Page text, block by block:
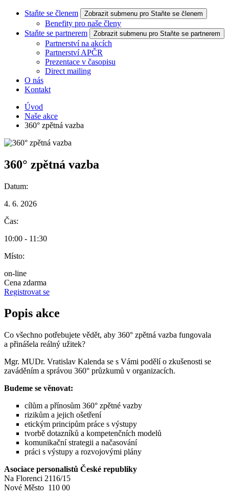
Staňte se členem Zobrazit submenu pro Staňte se členem
Benefity pro naše členy
Staňte se partnerem
Zobrazit submenu pro Staňte se partnerem
Partnerství na akcích
Partnerství APČR
Prezentace v časopisu
Direct mailing
O nás
Kontakt
Úvod
Naše akce
360° zpětná vazba
360° zpětná vazba
Datum:
4. 6. 2026
Čas:
10:00 - 11:30
Místo:
on-line
Cena zdarma
Registrovat se
Popis akce
Co všechno potřebujete vědět, aby 360° zpětná vazba fungovala
a přinášela reálný užitek?
Mgr. MUDr. Vratislav Kalenda se s Vámi podělí o zkušenosti se
zaváděním a správou 360° průzkumů v organizacích.
Budeme se věnovat:
cílům a přínosům 360° zpětné vazby
rizikům a jejich ošetření
etickým principům práce s výstupy
tvorbě dotazníků a kompetenčních modelů
komunikační strategii a načasování
práci s výstupy a rozvojovými plány
Asociace personalistů České republiky
Na Florenci 2116/15
Nové Město 110 00